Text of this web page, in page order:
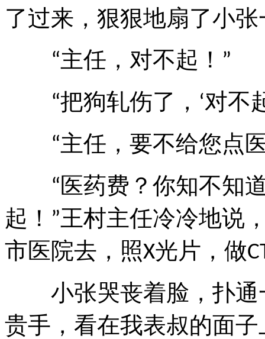
了过来，狠狠地扇了小
“主任，对不起！ ”
“把狗轧伤了， ‘对不
“主任，要不给您点
“医药费？你知不知
起！ ”王村主任冷冷地说
市医院去，照X光片，做
小张哭丧着脸，扑通
贵手，看在我表叔的面